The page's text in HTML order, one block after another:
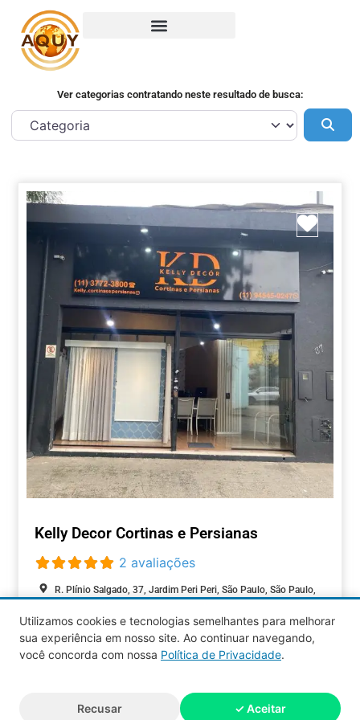
Ver categorias contratando neste resultado de busca:
Kelly Decor Cortinas e Persianas
2 avaliações
R. Plínio Salgado, 37, Jardim Peri Peri, São Paulo, São Paulo,
COMÉRCIOS Aberto agora:
reservados.
Utilizamos cookies e tecnologias semelhantes para melhorar
sua experiência em nosso site. Ao continuar navegando,
você concorda com nossa Política de Privacidade.
Recusar ✓ Aceitar